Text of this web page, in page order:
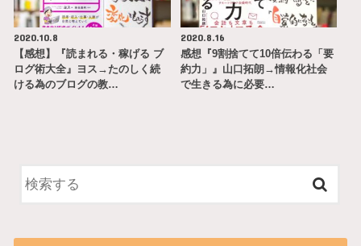
2020.10.8
【感想】『読まれる・稼げる ブ
ログ術大全』ヨス→たのしく続
ける為のブログの教…
2020.8.16
感想『9割捨てて10倍伝わる「要
約力」』山口拓朗→情報化社会
で生きる為に必要…